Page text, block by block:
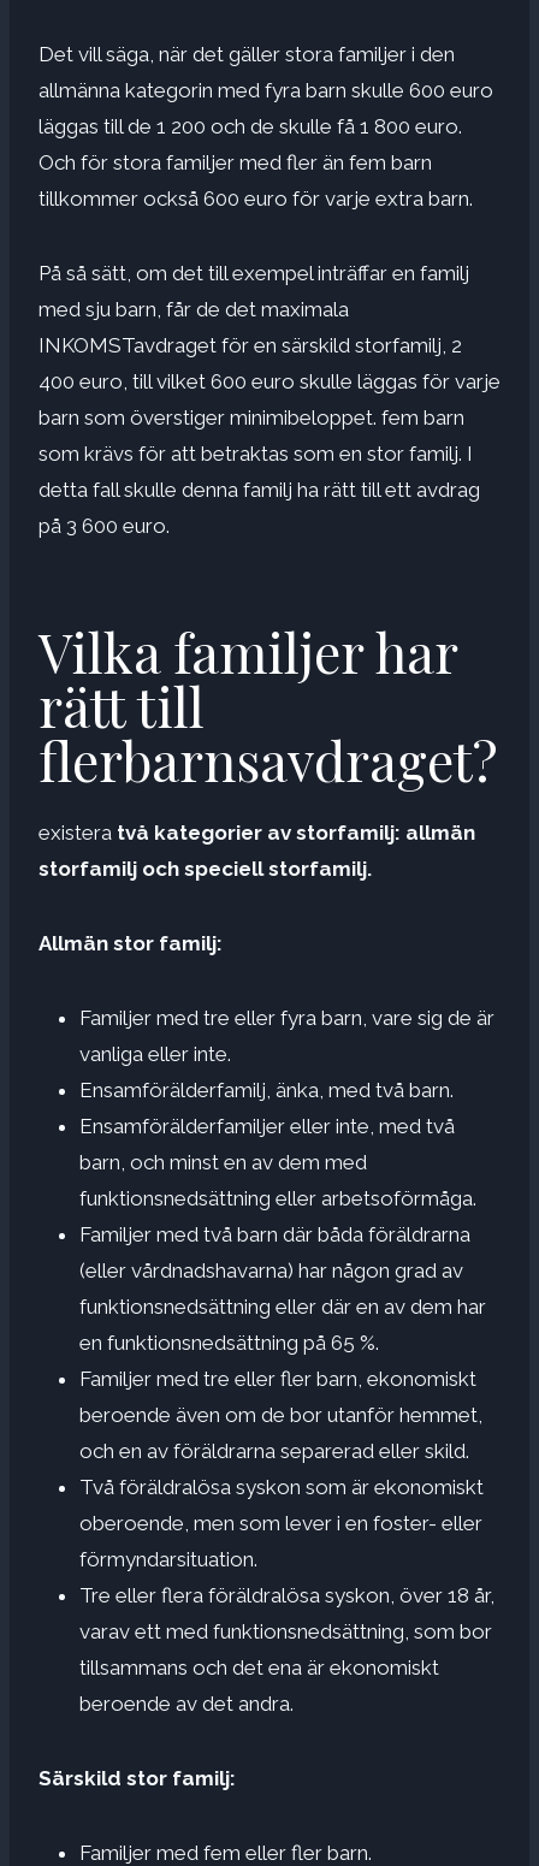
Det vill säga, när det gäller stora familjer i den
allmänna kategorin med fyra barn skulle 600 euro
läggas till de 1 200 och de skulle få 1 800 euro.
Och för stora familjer med fler än fem barn
tillkommer också 600 euro för varje extra barn.
På så sätt, om det till exempel inträffar en familj
med sju barn, får de det maximala
INKOMSTavdraget för en särskild storfamilj, 2
400 euro, till vilket 600 euro skulle läggas för varje
barn som överstiger minimibeloppet. fem barn
som krävs för att betraktas som en stor familj. I
detta fall skulle denna familj ha rätt till ett avdrag
på 3 600 euro.
Vilka familjer har
rätt till
flerbarnsavdraget?
existera två kategorier av storfamilj: allmän
storfamilj och speciell storfamilj.
Allmän stor familj:
Familjer med tre eller fyra barn, vare sig de är
vanliga eller inte.
Ensamförälderfamilj, änka, med två barn.
Ensamförälderfamiljer eller inte, med två
barn, och minst en av dem med
funktionsnedsättning eller arbetsoförmåga.
Familjer med två barn där båda föräldrarna
(eller vårdnadshavarna) har någon grad av
funktionsnedsättning eller där en av dem har
en funktionsnedsättning på 65 %.
Familjer med tre eller fler barn, ekonomiskt
beroende även om de bor utanför hemmet,
och en av föräldrarna separerad eller skild.
Två föräldralösa syskon som är ekonomiskt
oberoende, men som lever i en foster- eller
förmyndarsituation.
Tre eller flera föräldralösa syskon, över 18 år,
varav ett med funktionsnedsättning, som bor
tillsammans och det ena är ekonomiskt
beroende av det andra.
Särskild stor familj:
Familjer med fem eller fler barn.